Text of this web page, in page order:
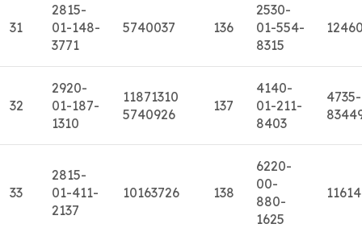
31
2815-
01-148-
3771
5740037 136
2530-
01-554-
8315
32
2920-
01-187-
1310
11871310
5740926
137
4140-
01-211-
8403
4735-
33
2815-
01-411-
2137
10163726 138
6220-
00-
880-
1625